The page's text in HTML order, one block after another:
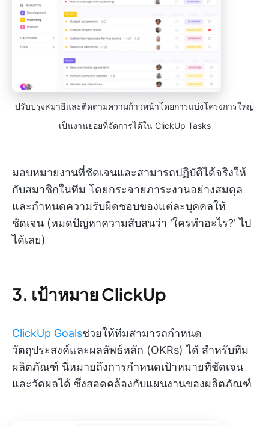
ปรับปรุงสมาธิและติดตามความก้าวหน้าโดยการแบ่งโครงการใหญ่
เป็นงานย่อยที่จัดการได้ใน ClickUp Tasks
มอบหมายงานที่ชัดเจนและสามารถปฏิบัติได้จริงให้
กับสมาชิกในทีม โดยกระจายภาระงานอย่างสมดุล
และกำหนดความรับผิดชอบของแต่ละบุคคลให้
ชัดเจน (หมดปัญหาความสับสนว่า 'ใครทำอะไร?' ไป
ได้เลย)
3. เป้าหมาย ClickUp
ClickUp Goalsช่วยให้ทีมสามารถกำหนด
วัตถุประสงค์และผลลัพธ์หลัก (OKRs) ได้ สำหรับทีม
ผลิตภัณฑ์ นี่หมายถึงการกำหนดเป้าหมายที่ชัดเจน
และวัดผลได้ ซึ่งสอดคล้องกับแผนงานของผลิตภัณฑ์